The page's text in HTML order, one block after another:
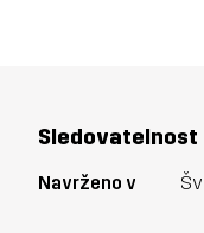
Sledovatelnost
Navrženo v